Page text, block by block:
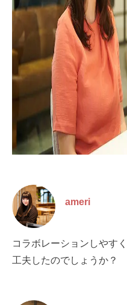
ameri
コラボレーションしやす
工夫したのでしょうか？